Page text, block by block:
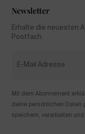
Newsletter
Erhalte die neuesten
Postfach.
Mit dem Abonnement
deine persönlichen Daten
speichern, verarbeiten und